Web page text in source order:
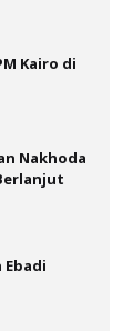
Kairo di
Nakhoda